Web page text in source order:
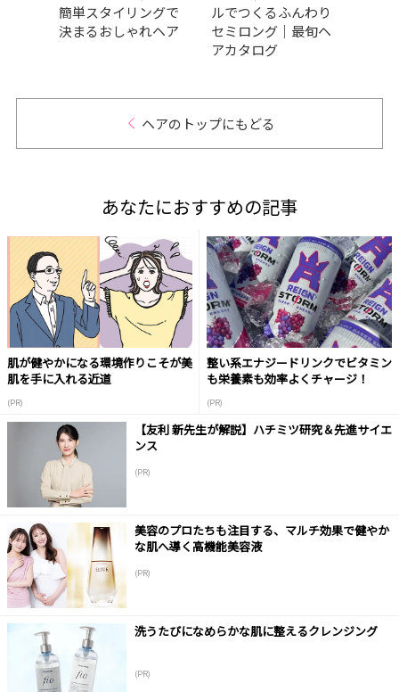
簡単スタイリングで
決まるおしゃれヘア
ルでつくるふんわり
セミロング｜最旬ヘ
アカタログ
ヘアのトップにもどる
あなたにおすすめの記事
肌が健やかになる環境作りこそが美
肌を手に入れる近道
(PR)
整い系エナジードリンクでビタミン
も栄養素も効率よくチャージ！
(PR)
【友利 新先生が解説】ハチミツ研究＆先進サイエ
ンス
(PR)
美容のプロたちも注目する、マルチ効果で健やか
な肌へ導く高機能美容液
(PR)
洗うたびになめらかな肌に整えるクレンジング
(PR)